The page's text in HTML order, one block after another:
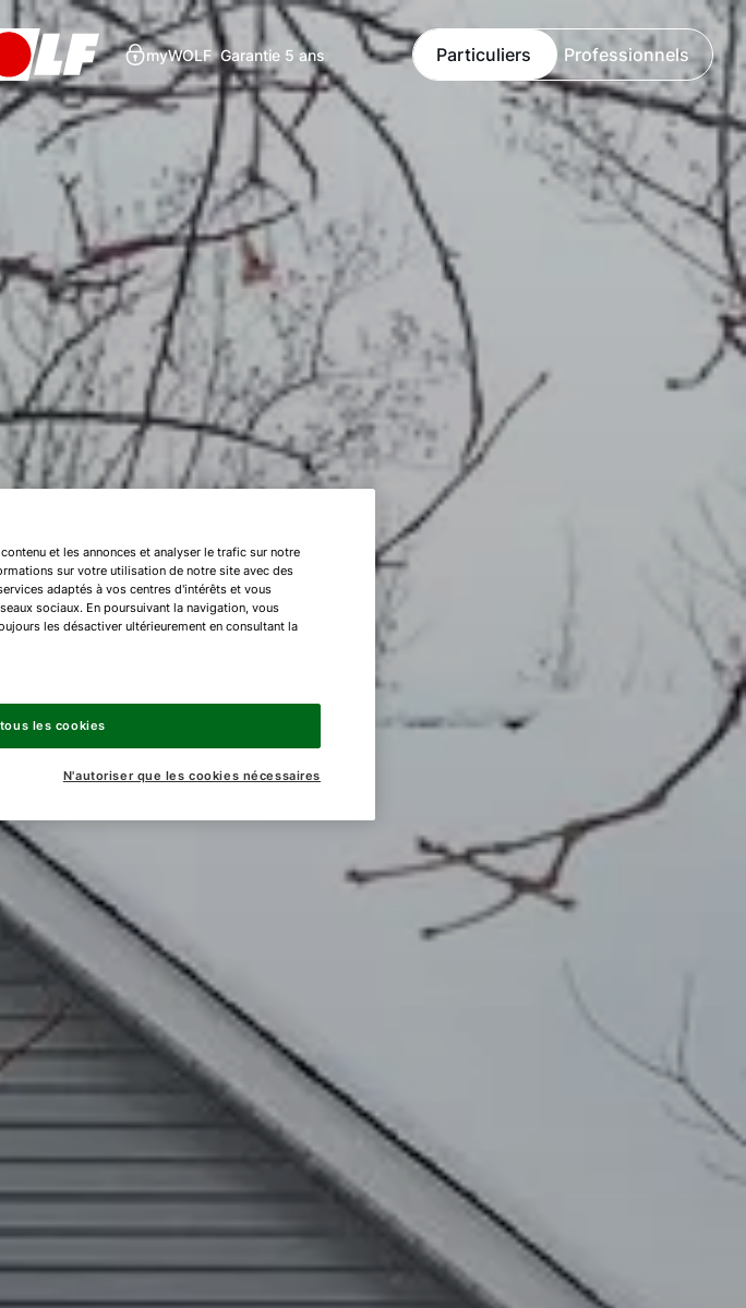
myWOLF Garantie 5 ans Particuliers Professionnels
et les annonces et analyser le trafic sur notre
sur votre utilisation de notre site avec des
adaptés à vos centres d'intérêts et vous
sociaux. En poursuivant la navigation, vous
les désactiver ultérieurement en consultant la
N'autoriser que les cookies nécessaires
les cookies